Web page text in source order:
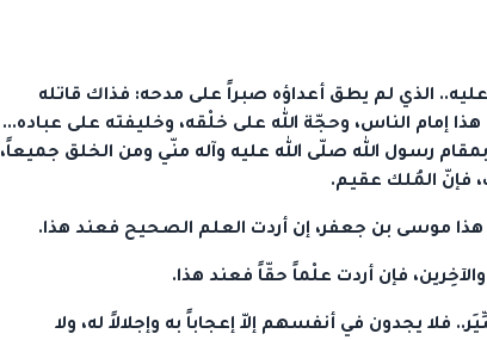
الذي لم يطق أعداؤه صبراً على مدحه: فذاك قاتله
إمام الناس، وحجّة الله على خلْقه، وخليفته على عباده...
رسول الله صلّى الله عليه وآله منّي ومن الخلق جميعاً،
فإنّ المُلك عقيم.
هذا موسى بن جعفر، إن أردت العلم الصحيح فعند هذا.
فإن أردت علْماً حقّاً فعند هذا.
فلا يجدون في أنفسهم إلاّ إعجاباً به وإجلالاً له، ولا